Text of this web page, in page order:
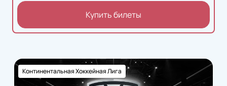
Купить билеты
Континентальная Хоккейная Лига